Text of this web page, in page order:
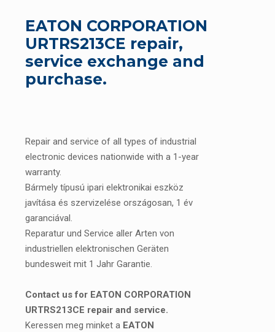
EATON CORPORATION
URTRS213CE repair,
service exchange and
purchase.
Repair and service of all types of industrial
electronic devices nationwide with a 1-year
warranty.
Bármely típusú ipari elektronikai eszköz
javítása és szervizelése országosan, 1 év
garanciával.
Reparatur und Service aller Arten von
industriellen elektronischen Geräten
bundesweit mit 1 Jahr Garantie.
Contact us for EATON CORPORATION
URTRS213CE repair and service.
Keressen meg minket a EATON